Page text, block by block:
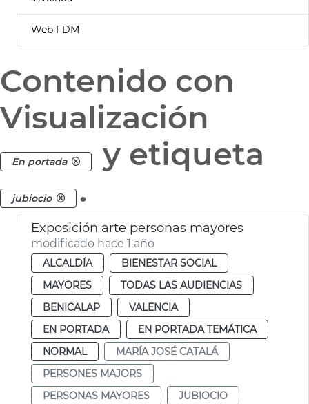
Web FDM
Contenido con
Visualización
En portada y etiqueta
jubiocio .
Exposición arte personas mayores
modificado hace 1 año
ALCALDÍA
BIENESTAR SOCIAL
MAYORES
TODAS LAS AUDIENCIAS
BENICALAP
VALENCIA
EN PORTADA
EN PORTADA TEMÁTICA
NORMAL
MARÍA JOSÉ CATALÁ
PERSONES MAJORS
PERSONAS MAYORES
JUBIOCIO